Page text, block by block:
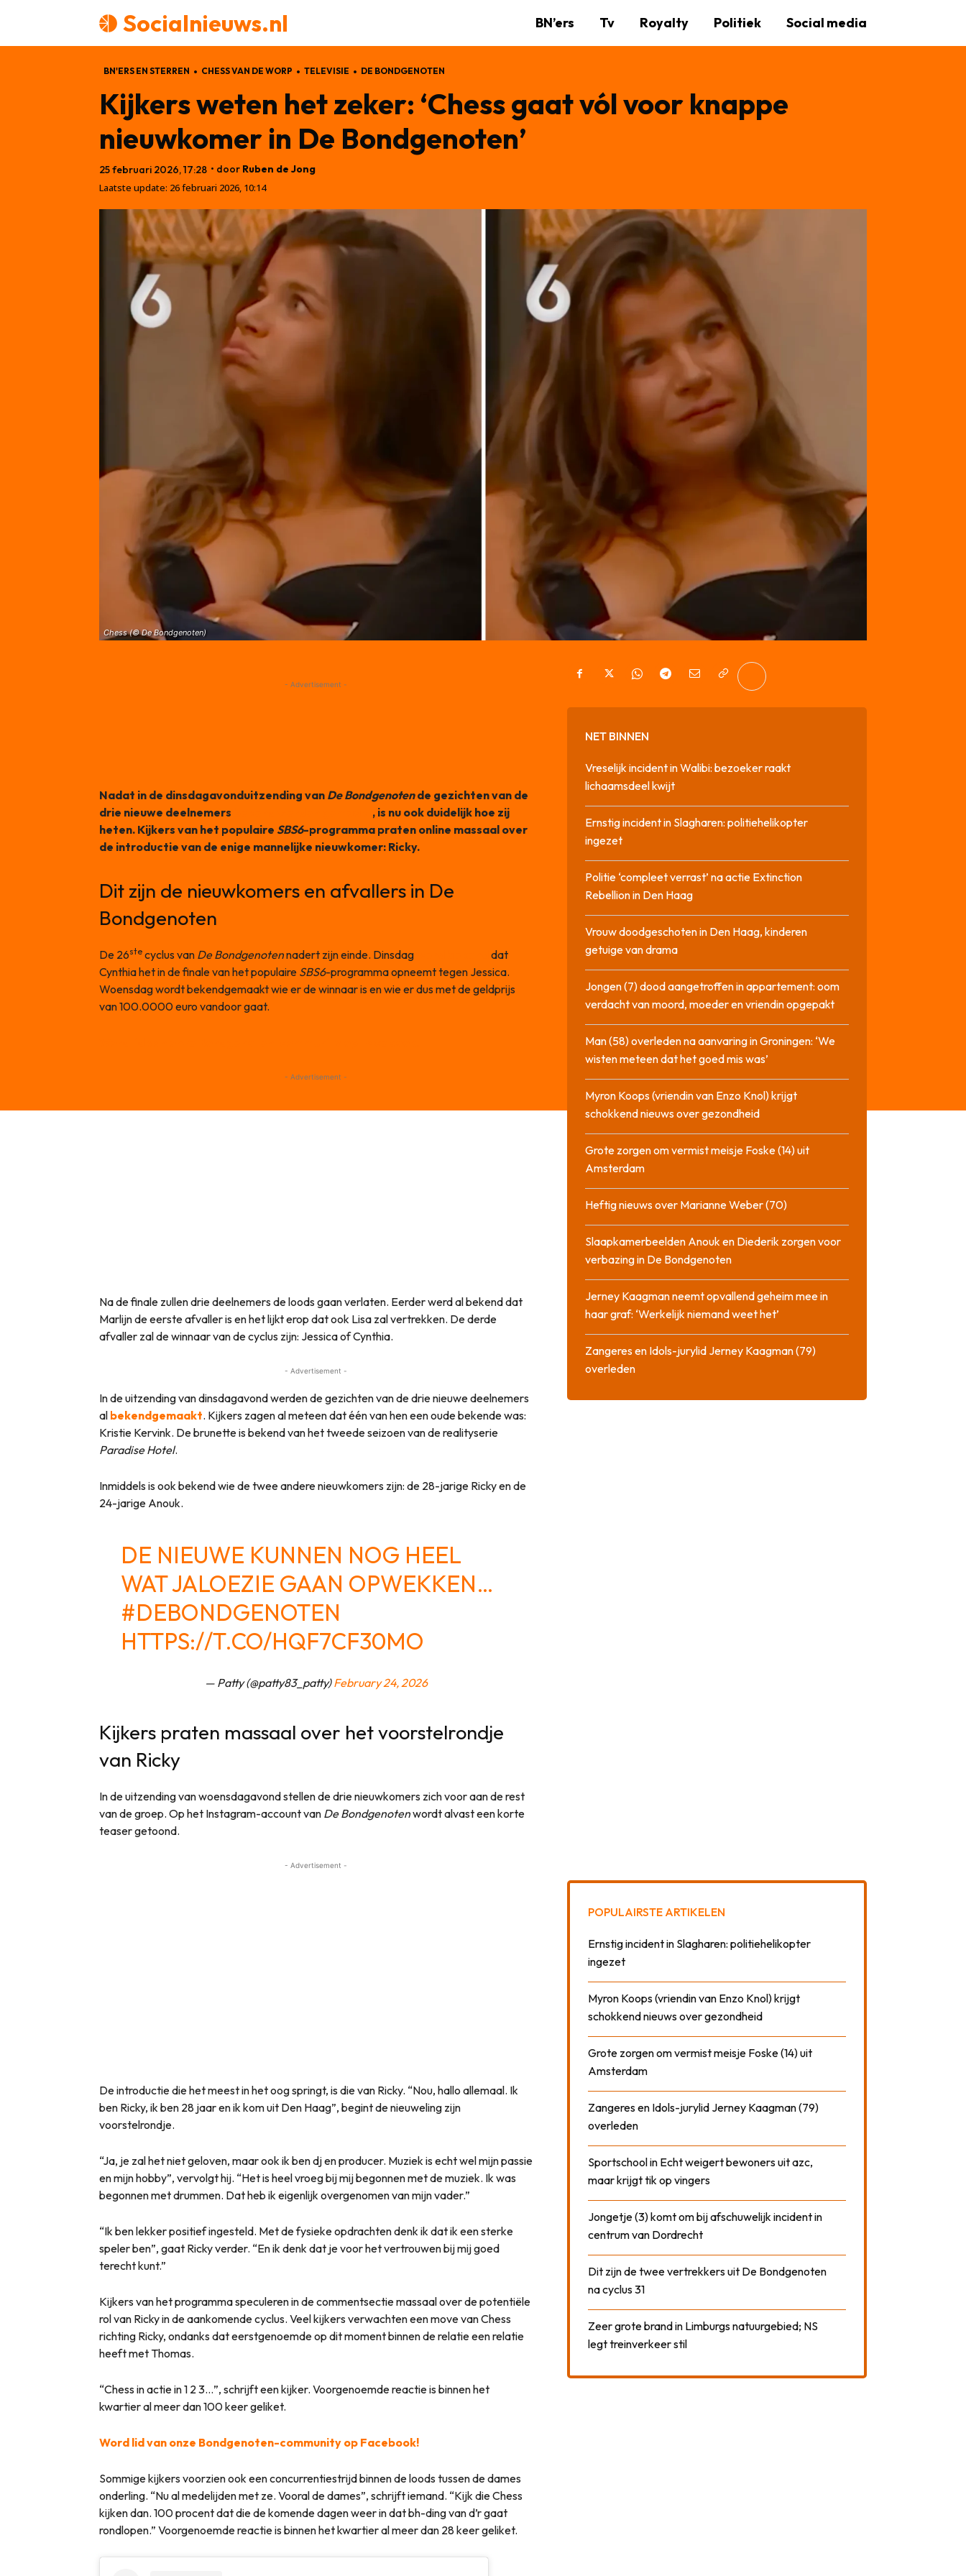
Socialnieuws.nl BN’ers Tv Royalty Politiek Social media
BN'ERS EN STERREN CHESS VAN DE WORP TELEVISIE DE BONDGENOTEN
Kijkers weten het zeker: ‘Chess gaat vól voor knappe
nieuwkomer in De Bondgenoten’
25 februari 2026, 17:28 • door Ruben de Jong
Laatste update: 26 februari 2026, 10:14
Chess (© De Bondgenoten)
- Advertisement -
Nadat in de dinsdagavonduitzending van De Bondgenotende gezichten van de
drie nieuwe deelnemers
, is nu ook duidelijk hoe zij
heten. Kijkers van het populaire SBS6-programma praten online massaal over
de introductie van de enige mannelijke nieuwkomer: Ricky.
Dit zijn de nieuwkomers en afvallers in De
Bondgenoten
De 26ste cyclus van De Bondgenotennadert zijn einde. Dinsdag
dat
Cynthia het in de finale van het populaire SBS6-programma opneemt tegen Jessica.
Woensdag wordt bekendgemaakt wie er de winnaar is en wie er dus met de geldprijs
van 100.0000 euro vandoor gaat.
- Advertisement -
Na de finale zullen drie deelnemers de loods gaan verlaten. Eerder werd al bekend dat
Marlijn de eerste afvaller is en het lijkt erop dat ook Lisa zal vertrekken. De derde
afvaller zal de winnaar van de cyclus zijn: Jessica of Cynthia.
- Advertisement -
In de uitzending van dinsdagavond werden de gezichten van de drie nieuwe deelnemers
al bekendgemaakt. Kijkers zagen al meteen dat één van hen een oude bekende was:
Kristie Kervink. De brunette is bekend van het tweede seizoen van de realityserie
Paradise Hotel.
Inmiddels is ook bekend wie de twee andere nieuwkomers zijn: de 28-jarige Ricky en de
24-jarige Anouk.
DE NIEUWE KUNNEN NOG HEEL
WAT JALOEZIE GAAN OPWEKKEN…
#DEBONDGENOTEN
HTTPS://T.CO/HQF7CF30MO
— Patty (@patty83_patty)February 24, 2026
Kijkers praten massaal over het voorstelrondje
van Ricky
In de uitzending van woensdagavond stellen de drie nieuwkomers zich voor aan de rest
van de groep. Op het Instagram-account van De Bondgenotenwordt alvast een korte
teaser getoond.
- Advertisement -
De introductie die het meest in het oog springt, is die van Ricky. “Nou, hallo allemaal. Ik
ben Ricky, ik ben 28 jaar en ik kom uit Den Haag”, begint de nieuweling zijn
voorstelrondje.
“Ja, je zal het niet geloven, maar ook ik ben dj en producer. Muziek is echt wel mijn passie
en mijn hobby”, vervolgt hij. “Het is heel vroeg bij mij begonnen met de muziek. Ik was
begonnen met drummen. Dat heb ik eigenlijk overgenomen van mijn vader.”
“Ik ben lekker positief ingesteld. Met de fysieke opdrachten denk ik dat ik een sterke
speler ben”, gaat Ricky verder. “En ik denk dat je voor het vertrouwen bij mij goed
terecht kunt.”
Kijkers van het programma speculeren in de commentsectie massaal over de potentiële
rol van Ricky in de aankomende cyclus. Veel kijkers verwachten een move van Chess
richting Ricky, ondanks dat eerstgenoemde op dit moment binnen de relatie een relatie
heeft met Thomas.
“Chess in actie in 1 2 3…”, schrijft een kijker. Voorgenoemde reactie is binnen het
kwartier al meer dan 100 keer geliket.
Word lid van onze Bondgenoten-community op Facebook!
Sommige kijkers voorzien ook een concurrentiestrijd binnen de loods tussen de dames
onderling. “Nu al medelijden met ze. Vooral de dames”, schrijft iemand. “Kijk die Chess
kijken dan. 100 procent dat die de komende dagen weer in dat bh-ding van d’r gaat
rondlopen.” Voorgenoemde reactie is binnen het kwartier al meer dan 28 keer geliket.
NET BINNEN
Vreselijk incident in Walibi: bezoeker raakt
lichaamsdeel kwijt
Ernstig incident in Slagharen: politiehelikopter
ingezet
Politie ‘compleet verrast’ na actie Extinction
Rebellion in Den Haag
Vrouw doodgeschoten in Den Haag, kinderen
getuige van drama
Jongen (7) dood aangetroffen in appartement: oom
verdacht van moord, moeder en vriendin opgepakt
Man (58) overleden na aanvaring in Groningen: ‘We
wisten meteen dat het goed mis was’
Myron Koops (vriendin van Enzo Knol) krijgt
schokkend nieuws over gezondheid
Grote zorgen om vermist meisje Foske (14) uit
Amsterdam
Heftig nieuws over Marianne Weber (70)
Slaapkamerbeelden Anouk en Diederik zorgen voor
verbazing in De Bondgenoten
Jerney Kaagman neemt opvallend geheim mee in
haar graf: ‘Werkelijk niemand weet het’
Zangeres en Idols-jurylid Jerney Kaagman (79)
overleden
POPULAIRSTE ARTIKELEN
Ernstig incident in Slagharen: politiehelikopter
ingezet
Myron Koops (vriendin van Enzo Knol) krijgt
schokkend nieuws over gezondheid
Grote zorgen om vermist meisje Foske (14) uit
Amsterdam
Zangeres en Idols-jurylid Jerney Kaagman (79)
overleden
Sportschool in Echt weigert bewoners uit azc,
maar krijgt tik op vingers
Jongetje (3) komt om bij afschuwelijk incident in
centrum van Dordrecht
Dit zijn de twee vertrekkers uit De Bondgenoten
na cyclus 31
Zeer grote brand in Limburgs natuurgebied; NS
legt treinverkeer stil